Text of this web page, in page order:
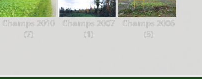
Champs 2010
(7)
Champs 2007
(1)
Champs 2006
(5)